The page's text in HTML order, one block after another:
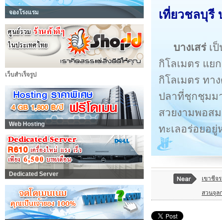
จองโรงแรม
เว็บสำเร็จรูป
Web Hosting
Dedicated Server
เที่ยวชลบุรี
บางเสร่เป็
กิโลเมตร แย
กิโลเมตร ทา
ปลาที่ชุกชุมม
สวยงามพอส
ทะเลอร่อยอยู่
เขาชีจ
สวนจุล